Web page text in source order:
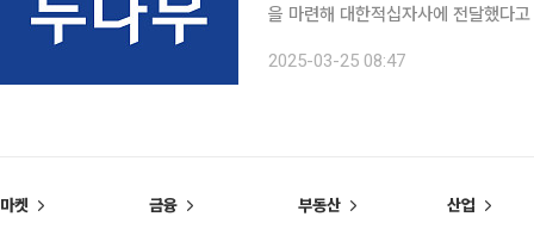
을 마련해 대한적십자사에 전달했다고 25일 밝혔다. 이번 성금은
2025-03-25 08:47
마켓 금융 부동산 산업